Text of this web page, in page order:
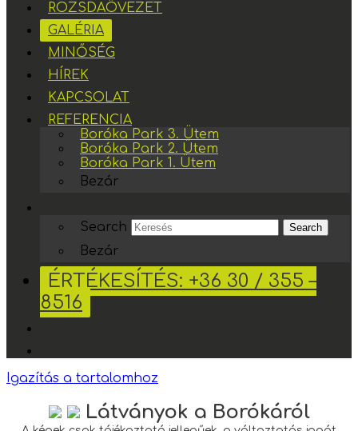
ROZSDAÖVEZET
GALÉRIA
MINŐSÉG
HÍREK
KAPCSOLAT
REFERENCIA
Boróka Park 3. Ütem
Boróka Park 2. Ütem
Boróka Park 1. Ütem
Bezár
Search Search
Bezár
ÉRTÉKESÍTÉS: +36 30 / 355 –
8516
Igazítás a tartalomhoz
Látványok a Borókáról